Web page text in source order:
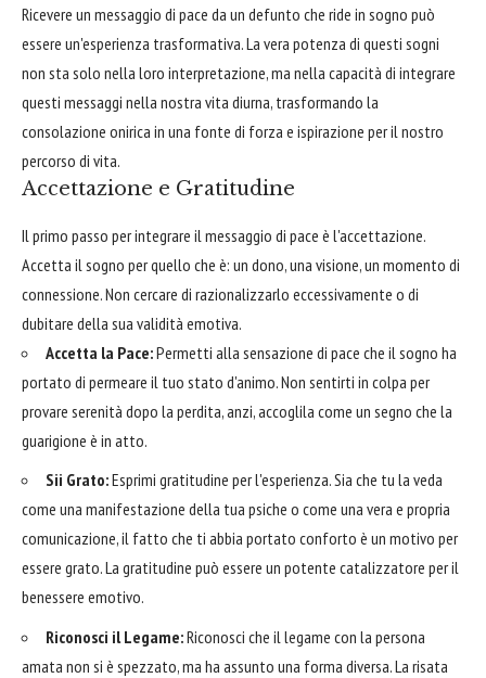
Ricevere un messaggio di pace da un defunto che ride in sogno può
essere un'esperienza trasformativa. La vera potenza di questi sogni
non sta solo nella loro interpretazione, ma nella capacità di integrare
questi messaggi nella nostra vita diurna, trasformando la
consolazione onirica in una fonte di forza e ispirazione per il nostro
percorso di vita.
Accettazione e Gratitudine
Il primo passo per integrare il messaggio di pace è l'accettazione.
Accetta il sogno per quello che è: un dono, una visione, un momento di
connessione. Non cercare di razionalizzarlo eccessivamente o di
dubitare della sua validità emotiva.
Accetta la Pace:Permetti alla sensazione di pace che il sogno ha
portato di permeare il tuo stato d'animo. Non sentirti in colpa per
provare serenità dopo la perdita, anzi, accoglila come un segno che la
guarigione è in atto.
Sii Grato:Esprimi gratitudine per l'esperienza. Sia che tu la veda
come una manifestazione della tua psiche o come una vera e propria
comunicazione, il fatto che ti abbia portato conforto è un motivo per
essere grato. La gratitudine può essere un potente catalizzatore per il
benessere emotivo.
Riconosci il Legame:Riconosci che il legame con la persona
amata non si è spezzato, ma ha assunto una forma diversa. La risata